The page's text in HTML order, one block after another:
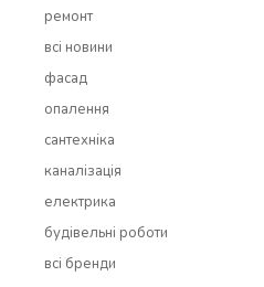
ремонт
всi новини
фасад
опалення
сантехніка
каналізація
електрика
будівельні роботи
всi бренди